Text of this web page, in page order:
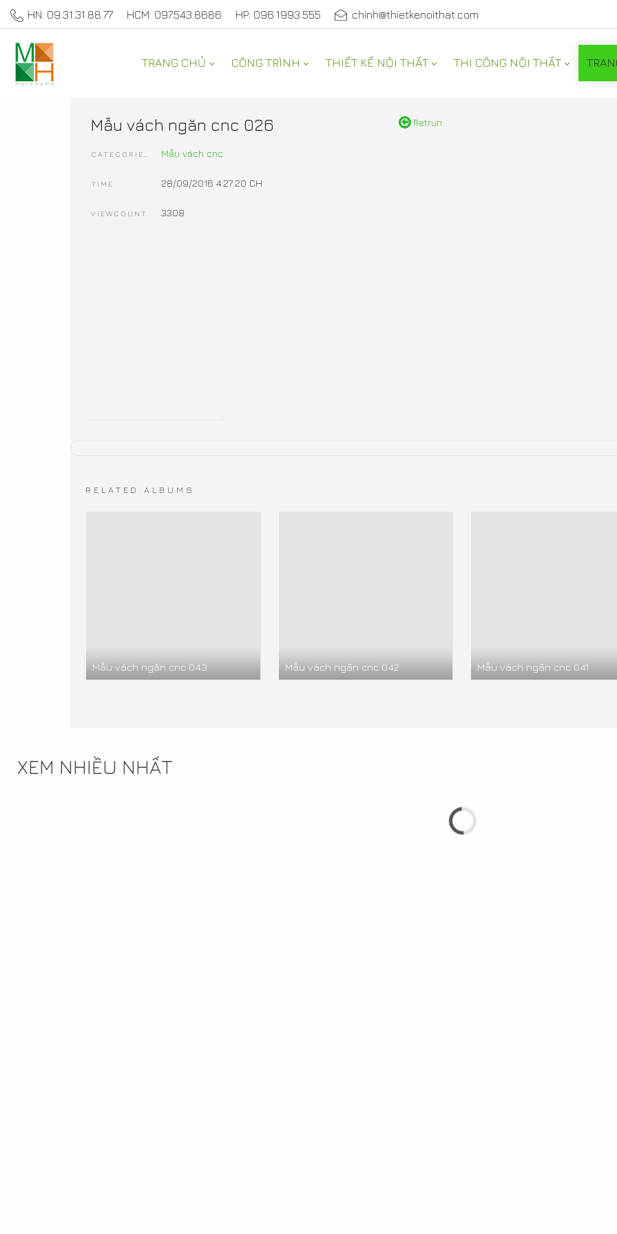
HN: 09.31.31.88.77 HCM: 097.543.8686 HP: 096.1993.555 chinh@thietkenoithat.com
TRANG CHỦ CÔNG TRÌNH THIẾT KẾ NỘI THẤT THI CÔNG NỘI THẤT
SẢN PHẨM TRANG TRÍ NỘI THẤT
Retrun
Mẫu vách ngăn cnc 026
Mẫu vách cnc
TIME 28/09/2016 4:27:20 CH
VIEWCOUNT 3308
RELATED ALBUMS
Mẫu vách ngăn cnc 043 Mẫu vách ngăn cnc 042 Mẫu vách ngăn cnc 041
XEM NHIỀU NHẤT